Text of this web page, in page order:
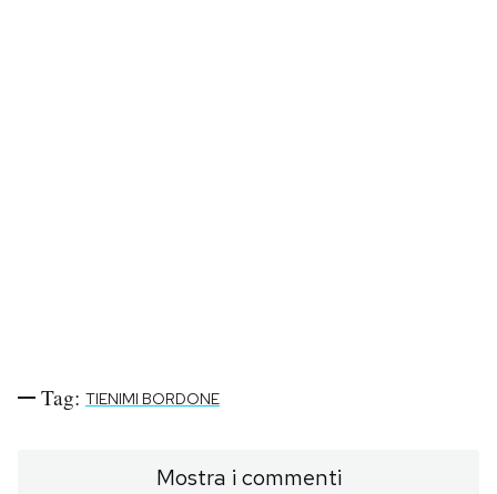
Tag: TIENIMI BORDONE
Mostra i commenti